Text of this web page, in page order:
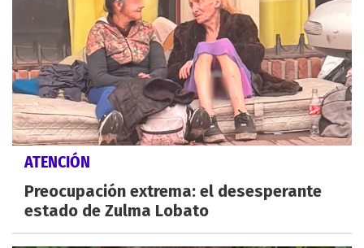
ATENCIÓN
Preocupación extrema: el desesperante
estado de Zulma Lobato